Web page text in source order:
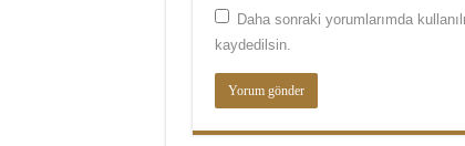
Daha sonraki yorumlarımda
kaydedilsin.